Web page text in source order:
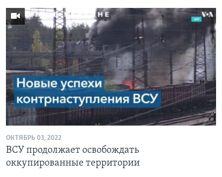
ОКТЯБРЬ 03, 2022
ВСУ продолжает освобождать
оккупированные территории